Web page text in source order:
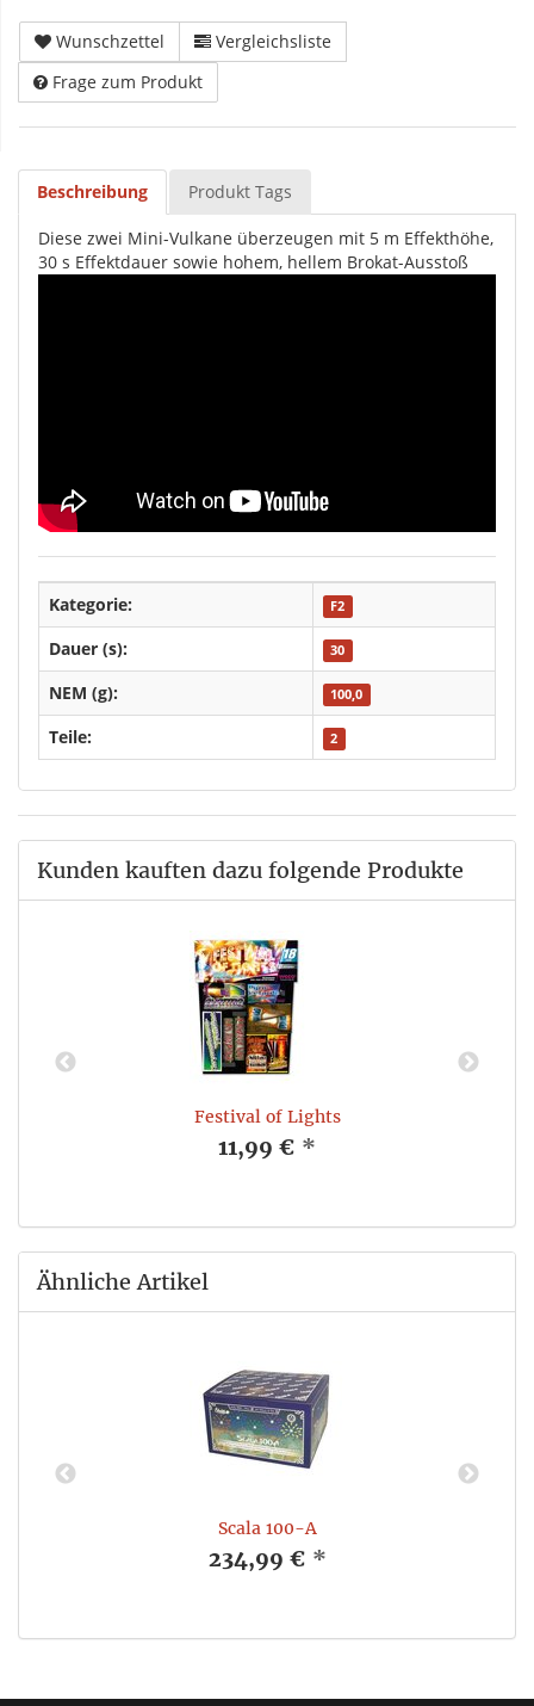
Wunschzettel
Vergleichsliste
Frage zum Produkt
Beschreibung Produkt Tags
Diese zwei Mini-Vulkane überzeugen mit 5 m Effekthöhe,
30 s Effektdauer sowie hohem, hellem Brokat-Ausstoß
Kategorie: F2
Dauer (s): 30
NEM (g): 100,0
Teile: 2
Kunden kauften dazu folgende Produkte
Festival of Lights
11,99 € *
Ähnliche Artikel
Scala 100-A
234,99 € *